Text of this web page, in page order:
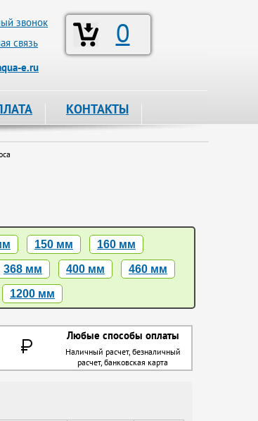
0
звонок
связь
e.ru
КОНТАКТЫ
150 мм 160 мм
368 мм 400 мм 460 мм
1200 мм
Любые способы оплаты
Наличный расчет, безналичный
расчет, банковская карта